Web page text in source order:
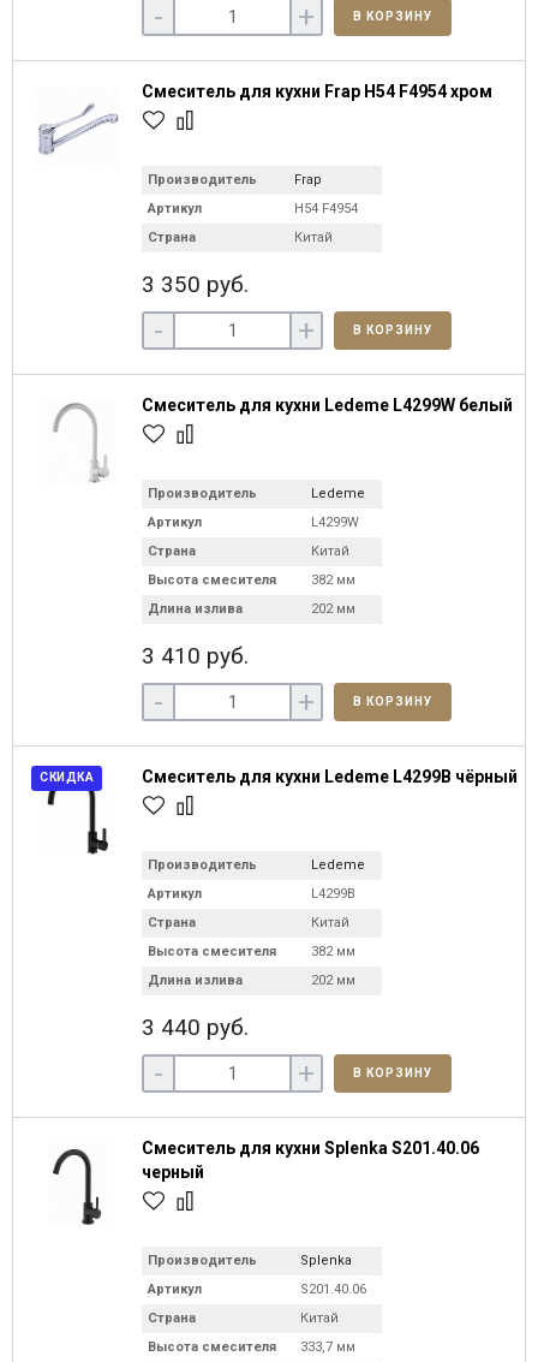
- + В КОРЗИНУ
Смеситель для кухни Frap H54 F4954 хром
Производитель
Frap
Артикул
H54 F4954
Страна
Китай
3 350 руб.
- + В КОРЗИНУ
Смеситель для кухни Ledeme L4299W белый
Производитель
Ledeme
Артикул
L4299W
Страна
Китай
Высота смесителя
382 мм
Длина излива
202 мм
3 410 руб.
- + В КОРЗИНУ
СКИДКА Смеситель для кухни Ledeme L4299B чёрный
Производитель
Ledeme
Артикул
L4299B
Страна
Китай
Высота смесителя
382 мм
Длина излива
202 мм
3 440 руб.
- + В КОРЗИНУ
Смеситель для кухни Splenka S201.40.06
черный
Производитель
Splenka
Артикул
S201.40.06
Страна
Китай
Высота смесителя
333,7 мм